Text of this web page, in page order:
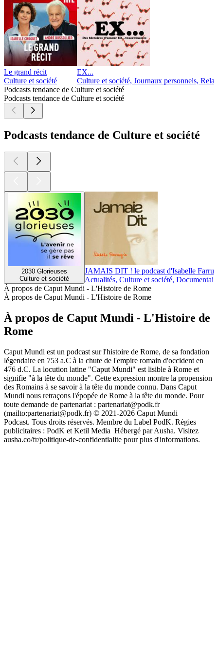
Le grand récit
Culture et société
EX...
Culture et société, Journaux personnels,
Podcasts tendance de Culture et société
Podcasts tendance de Culture et société
Podcasts tendance de Culture et société
2030 Glorieuses
Culture et société
JAMAIS DIT ! le podcast d'Isabelle
Actualités, Culture et société,
À propos de Caput Mundi - L'Histoire de Rome
À propos de Caput Mundi - L'Histoire de Rome
À propos de Caput Mundi - L'Histoire de
Rome
Caput Mundi est un podcast sur l'histoire de Rome, de sa fondation
légendaire en 753 a.C à la chute de l'empire romain d'occident en
476 d.C. La locution latine "Caput Mundi" est lisible à Rome et
signifie "à la tête du monde". Cette expression montre la propension
des Romains à se savoir à la tête du monde connu. Dans Caput
Mundi nous retraçons l'épopée de Rome à la tête du monde. Pour
toute demande de partenariat : partenariat@podk.fr
(mailto:partenariat@podk.fr) © 2021-2026 Caput Mundi
Podcast. Tous droits réservés. Membre du Label PodK. Régies
publicitaires : PodK et Ketil Media Hébergé par Ausha. Visitez
ausha.co/fr/politique-de-confidentialite pour plus d'informations.